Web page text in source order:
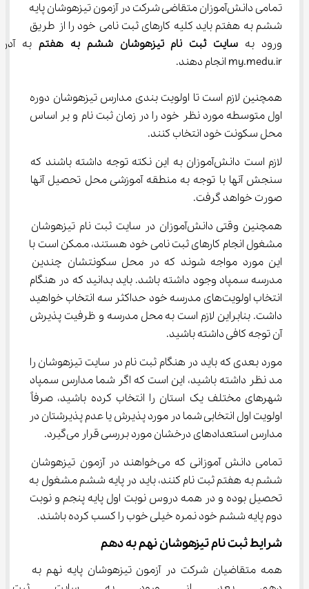
تمامی دانش‌آموزان متقاضی شرکت در آزمون تیزهوشان پایه
ششم به هفتم باید کلیه کارهای ثبت نامی خود را از طریق
ورود به سایت ثبت نام تیزهوشان ششم به هفتم به
my.medu.ir انجام دهند.
همچنین لازم است تا اولویت بندی مدارس تیزهوشان دوره
اول متوسطه مورد نظر خود را در زمان ثبت نام و بر اساس
محل سکونت خود انتخاب کنند.
لازم است دانش‌آموزان به این نکته توجه داشته باشند که
سنجش آنها با توجه به منطقه آموزشی محل تحصیل آنها
صورت خواهد گرفت.
همچنین وقتی دانش‌آموزان در سایت ثبت نام تیزهوشان
مشغول انجام کارهای ثبت نامی خود هستند، ممکن است با
این مورد مواجه شوند که در محل سکونتشان چندین
مدرسه سمپاد وجود داشته باشد. باید بدانید که در هنگام
انتخاب اولویت‌های مدرسه خود حداکثر سه انتخاب خواهید
داشت. بنابراین لازم است به محل مدرسه و ظرفیت پذیرش
آن توجه کافی داشته باشید.
مورد بعدی که باید در هنگام ثبت نام در سایت تیزهوشان را
مد نظر داشته باشید، این است که اگر شما مدارس سمپاد
شهرهای مختلف یک استان را انتخاب کرده باشید، صرفاً
اولویت اول انتخابی شما در مورد پذیرش یا عدم پذیرشتان در
مدارس استعدادهای درخشان مورد بررسی قرار می‌گیرد.
تمامی دانش آموزانی که می‌خواهند در آزمون تیزهوشان
ششم به هفتم ثبت نام کنند، باید در پایه ششم مشغول به
تحصیل بوده و در همه دروس نوبت اول پایه پنجم و نوبت
دوم پایه ششم خود نمره خیلی خوب را کسب کرده باشند.
شرایط ثبت نام تیزهوشان نهم به دهم
همه متقاضیان شرکت در آزمون تیزهوشان پایه نهم به